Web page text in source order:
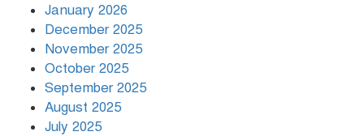
বৃষ্টি থামার নাম নেই, পথে পথে
January 2026
December 2025
November 2025
October 2025
September 2025
August 2025
July 2025